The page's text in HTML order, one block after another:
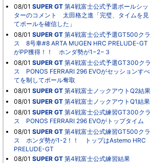
08/01 SUPER GT 第4戦富士公式予選ポールシッ
ターのコメント 太田格之進「完璧、タイムを見
てポールを確信した」
08/01 SUPER GT 第4戦富士公式予選GT500クラ
ス 8号車#8 ARTA MUGEN HRC PRELUDE-GT
がPP獲得！！ ホンダ勢が1−2−３
08/01 SUPER GT 第4戦富士公式予選GT300クラ
ス PONOS FERRARI 296 EVOがセッションすべ
てを制してポール奪取
08/01 SUPER GT 第4戦富士ノックアウトQ2結果
08/01 SUPER GT 第4戦富士ノックアウトQ1結果
08/01 SUPER GT 第4戦富士公式練習GT300クラ
ス PONOS FERRARI 296 EVOがトップタイム
08/01 SUPER GT 第4戦富士公式練習GT500クラ
ス ホンダ勢が1-2！！ トップはAstemo HRC
PRELUDE-GT
08/01 SUPER GT 第4戦富士公式練習結果